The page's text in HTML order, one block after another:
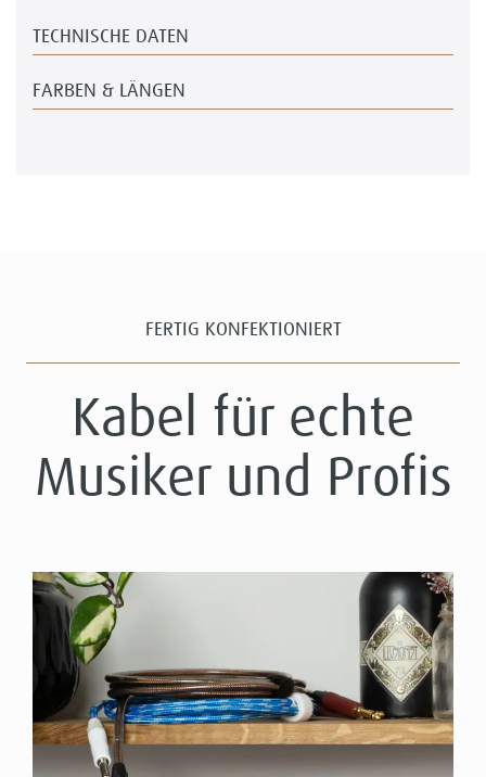
TECHNISCHE DATEN
FARBEN & LÄNGEN
FERTIG KONFEKTIONIERT
Kabel für echte
Musiker und Profis